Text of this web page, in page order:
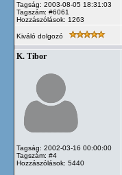
Tagság: 2003-08-05 18:31:03
Tagszám: #6061
Hozzászólások: 1263
Kiváló dolgozó
K. Tibor
Tagság: 2002-03-16 00:00:00
Tagszám: #4
Hozzászólások: 5440